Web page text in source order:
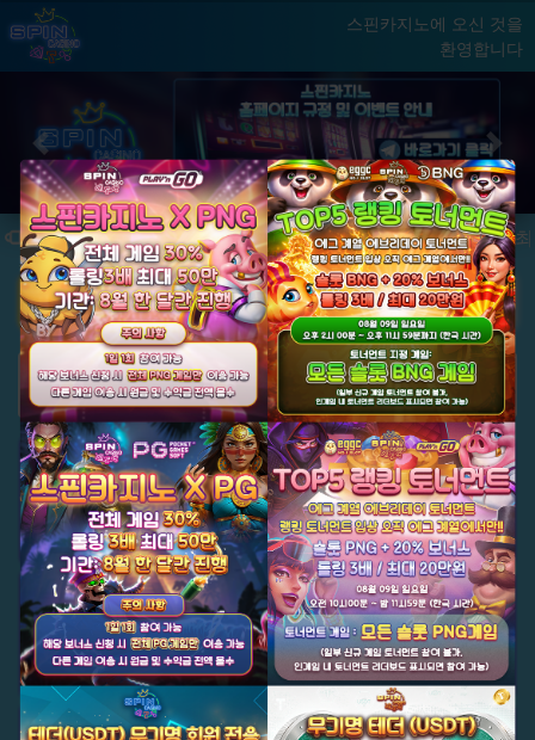
스핀카지노에 오신 것을
환영합니다
게임
Previous
Next
★ 국내 최